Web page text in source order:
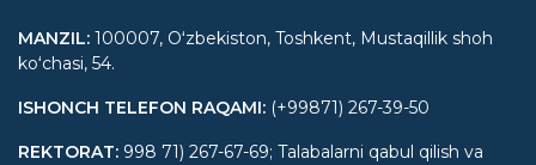
MANZIL: 100007, Oʻzbekiston, Toshkent, Mustaqillik shoh
koʻchasi, 54.
ISHONCH TELEFON RAQAMI: (+99871) 267-39-50
REKTORAT: 998 71) 267-67-69; Talabalarni qabul qilish va